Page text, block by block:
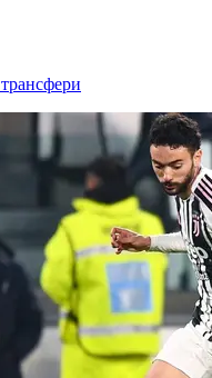
трансфери